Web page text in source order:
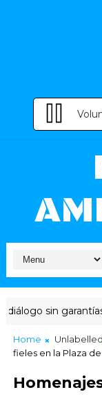
sin garantías
Home Unlabelled
fieles en la Plaza